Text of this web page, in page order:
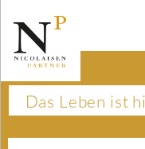
Das Leben ist